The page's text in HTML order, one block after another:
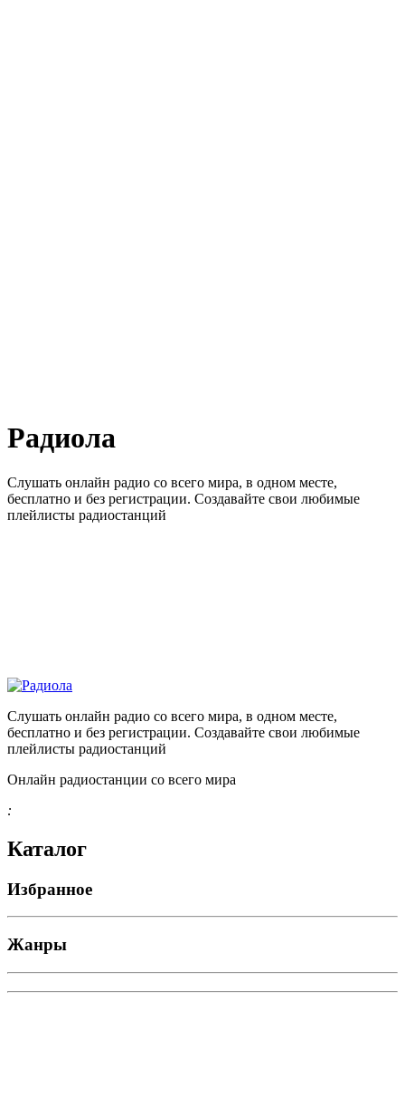
Радиола
Слушать онлайн радио со всего мира, в одном месте,
бесплатно и без регистрации. Создавайте свои любимые
плейлисты радиостанций
Слушать онлайн радио со всего мира, в одном месте,
бесплатно и без регистрации. Создавайте свои любимые
плейлисты радиостанций
Онлайн радиостанции со всего мира
:
Каталог
Избранное
Жанры